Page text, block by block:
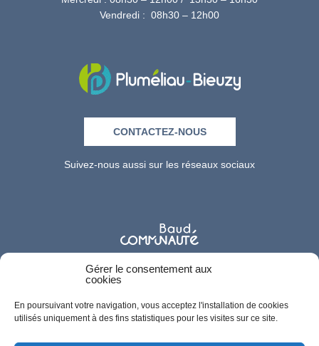
Gérer le consentement aux
cookies
En poursuivant votre navigation, vous acceptez l'installation de cookies
utilisés uniquement à des fins statistiques pour les visites sur ce site.
Vendredi : 08h30 – 12h00
CONTACTEZ-NOUS
Suivez-nous aussi sur les réseaux sociaux